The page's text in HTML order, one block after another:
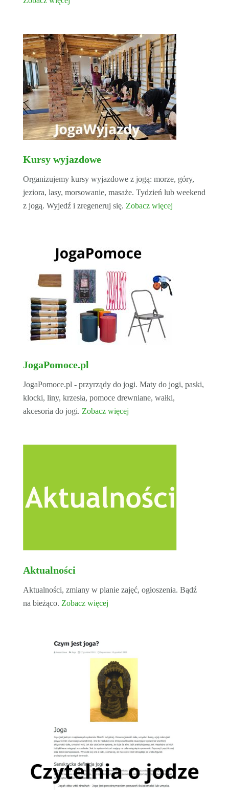
Kursy wyjazdowe
Organizujemy kursy wyjazdowe z jogą: morze, góry,
jeziora, lasy, morsowanie, masaże. Tydzień lub weekend
z jogą. Wyjedź i zregeneruj się. Zobacz więcej
JogaPomoce.pl
JogaPomoce.pl - przyrządy do jogi. Maty do jogi, paski,
klocki, liny, krzesła, pomoce drewniane, wałki,
akcesoria do jogi. Zobacz więcej
Aktualności
Aktualności, zmiany w planie zajęć, ogłoszenia. Bądź
na bieżąco. Zobacz więcej